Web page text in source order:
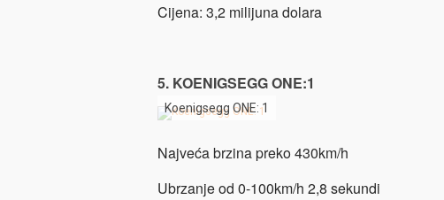
Cijena: 3,2 milijuna dolara
5. KOENIGSEGG ONE:1
Koenigsegg ONE: 1
Najveća brzina preko 430km/h
Ubrzanje od 0-100km/h 2,8 sekundi